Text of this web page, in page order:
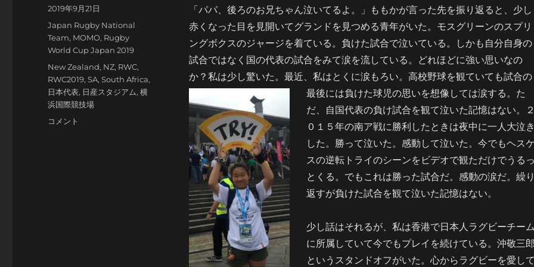
「パパ、後ろのお兄ちゃん泣いてるよ。」ももかが言った先を振り返ると、少し
赤くなった目を見開いてグランドを見つめる青年がいた。モスグリーンのスプリ
ングボクスのジャージを着ている。負けた試合で泣いている。しかも自分自身の
試合ではなく国の代表の試合をみて涙を流している。どれほどに強い思いなの
か？私は少し驚いた。最近、私はとくに涙もろい。高校野球を観ていても試合の
最後には負けた球児の思いを想像しては涙する。 た
だ、自国代表の負け試合を観て泣いた記憶はない。２
０１５年の南ア戦に勝利したときは夜中に一人大泣き
した。勝って泣いた。感動して泣いた。今でもヘスケ
スの逆転トライのシーンをビデオで観ただけでうるっ
とくる。でもこれは勝った試合だ。感動の涙だ。繰り
返すが負けた試合を観て泣いた記憶はない。
少し話はそれるが、私は香港で日本人ラグビーチーム
に所属していて今でもプレイを続けている。沖敬三郎
というスタンドオフがいた。心からラグビーを愛して
投
2019年9月21日
カ
テ
ゴ
Japan Rugby National
Team, MOMO, Rugby
World Cup Japan 2019
タ
グ
New Zealand, NZ, RWC,
RWC2019,SA,South Africa,
日本代表, 日産スタジアム,横
浜国際競技場
悔
コメント